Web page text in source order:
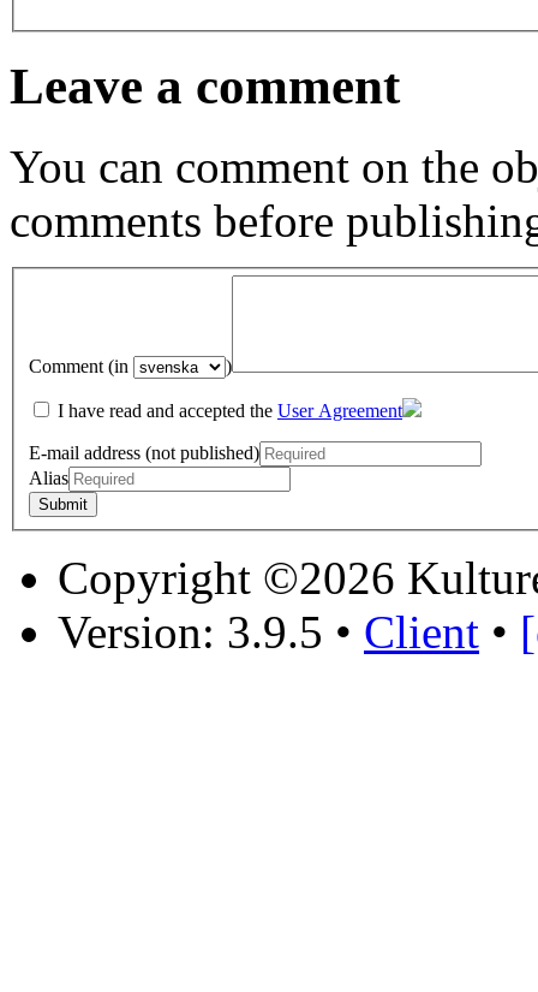
Leave a comment
You can comment on the
comments before
Comment (in )
I have read and accepted the User Agreement
E-mail address (not published)
Alias
Copyright ©2026
Version: 3.9.5 • Client •